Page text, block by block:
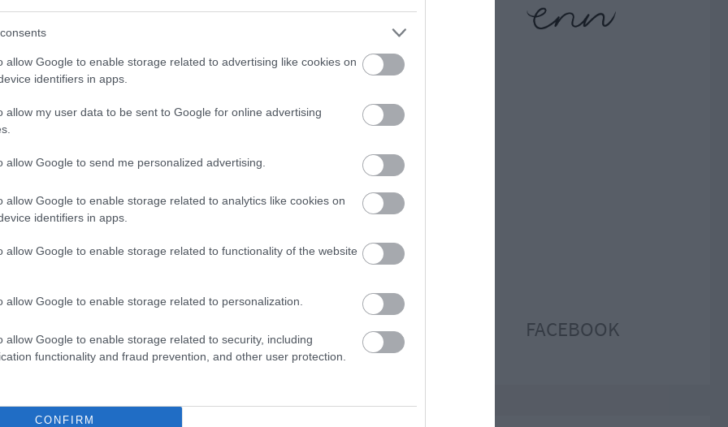
allow Google to enable storage related to advertising like cookies on
identifiers in apps.
allow my user data to be sent to Google for online advertising
allow Google to send me personalized advertising.
allow Google to enable storage related to analytics like cookies on
identifiers in apps.
allow Google to enable storage related to functionality of the website
allow Google to enable storage related to personalization.
allow Google to enable storage related to security, including
functionality and fraud prevention, and other user protection.
CONFIRM
a neszeszernek emellett még a színei is tökéletesek <3
rendelkezem egy párral! Amióta megvan, legszívesebben még ebben
gyönyörű pajtásról álmodik...például az alábbiról. :-)
az eBay-en, remélem még megcsípek egy ilyen bájos arany színű
beszáradt, most sürgősen egy újra van szükségem, ami krémesebb. Ez
az egyik kedven beautybloggerem Hanna bejegyzését aFoxycheeks
arcbőrének titka(thank you Hanna for sharing this secret <3 ),
tisztítja és és előkészíti a bőrt a második körre. ( double
FACEBOOK